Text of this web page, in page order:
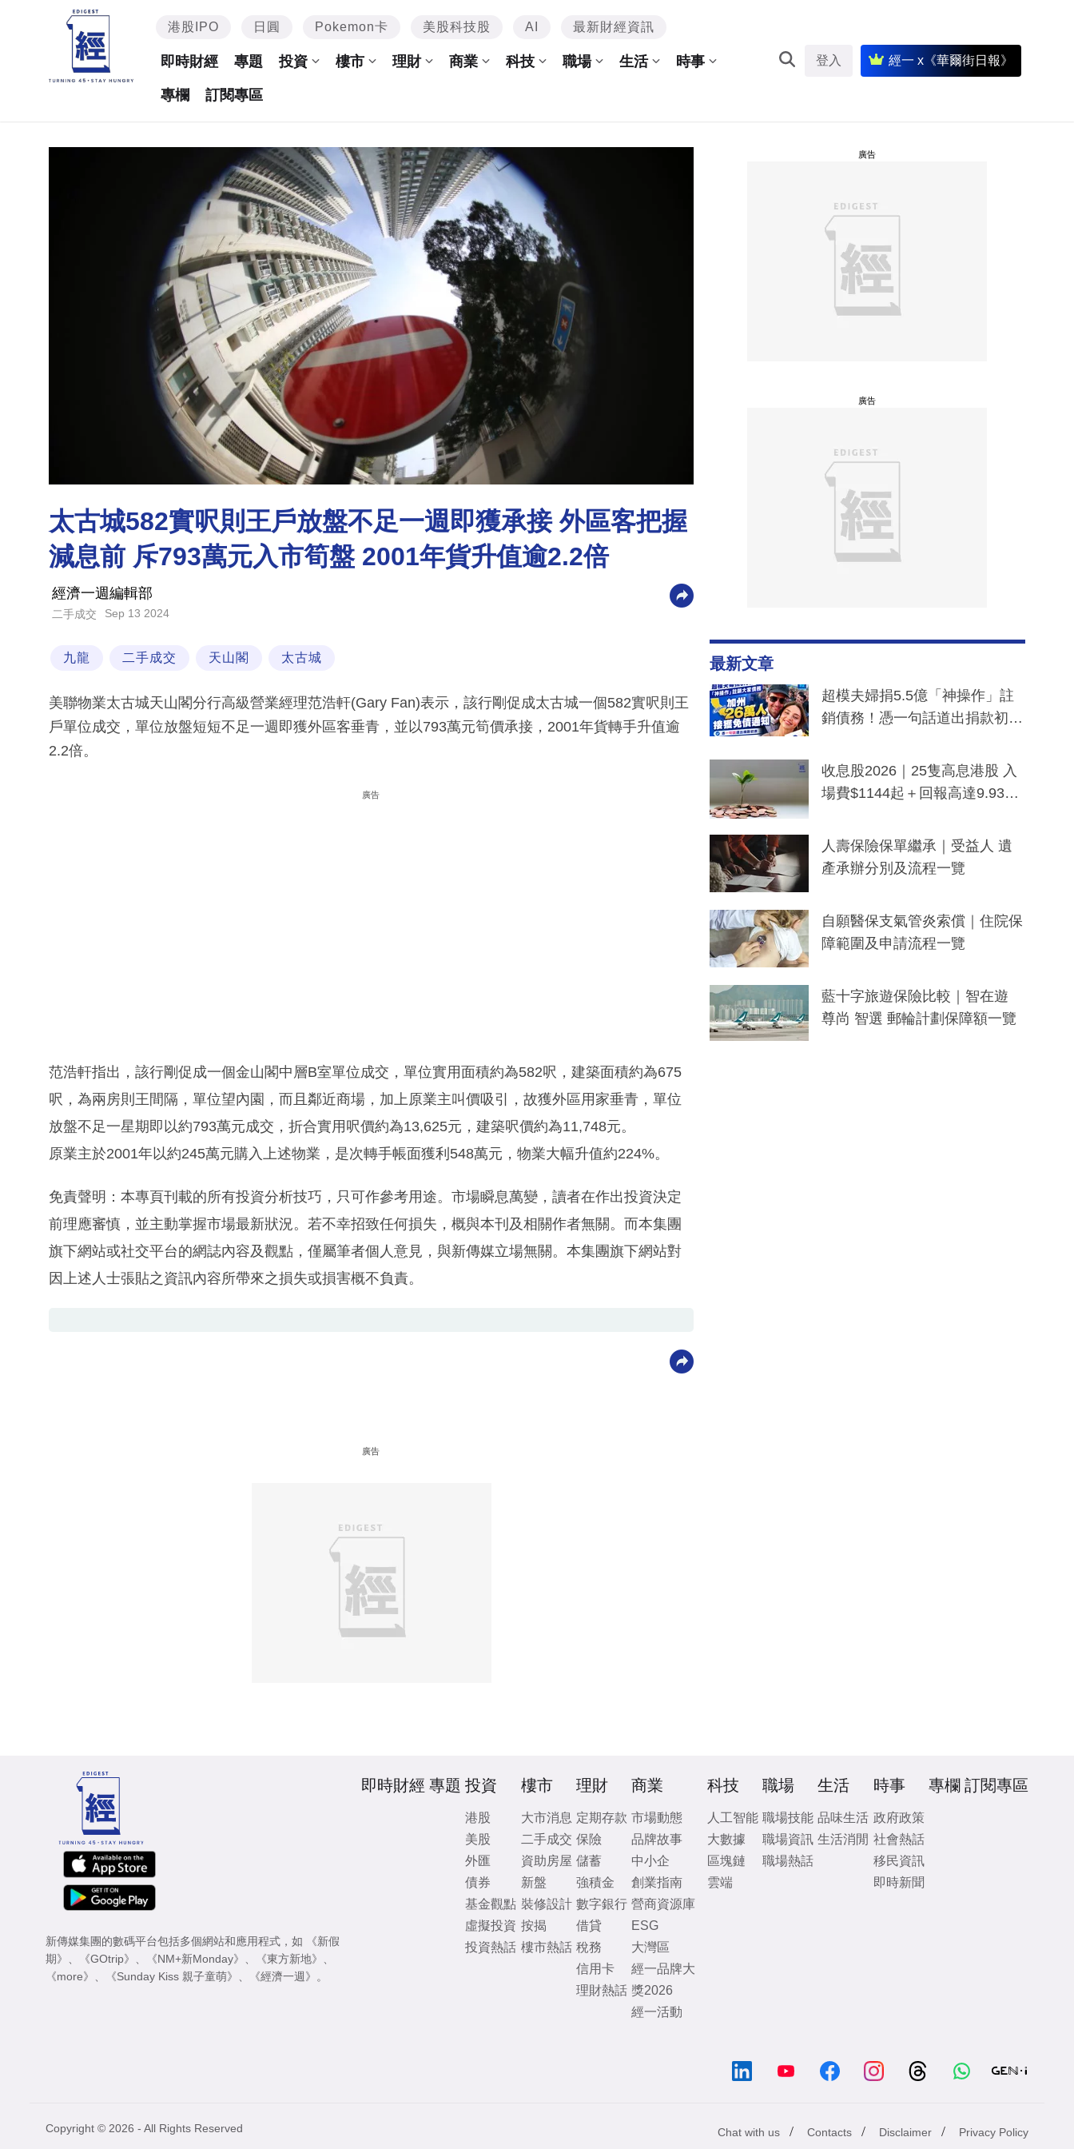
港股IPO 日圓 Pokemon卡 美股科技股 AI 最新財經資訊
即時財經 專題 投資 樓市 理財 商業 科技 職場 生活 時事
專欄 訂閱專區
登入 經一 x《華爾街日報》
太古城582實呎則王戶放盤不足一週即獲承接 外區客把握
減息前 斥793萬元入市筍盤 2001年貨升值逾2.2倍
經濟一週編輯部
二手成交 Sep 13 2024
九龍 二手成交 天山閣 太古城
美聯物業太古城天山閣分行高級營業經理范浩軒(Gary Fan)表示，該行剛促成太古城一個582實呎則王
戶單位成交，單位放盤短短不足一週即獲外區客垂青，並以793萬元筍價承接，2001年貨轉手升值逾
2.2倍。
廣告
范浩軒指出，該行剛促成一個金山閣中層B室單位成交，單位實用面積約為582呎，建築面積約為675
呎，為兩房則王間隔，單位望內園，而且鄰近商場，加上原業主叫價吸引，故獲外區用家垂青，單位
放盤不足一星期即以約793萬元成交，折合實用呎價約為13,625元，建築呎價約為11,748元。
原業主於2001年以約245萬元購入上述物業，是次轉手帳面獲利548萬元，物業大幅升值約224%。
免責聲明：本專頁刊載的所有投資分析技巧，只可作參考用途。市場瞬息萬變，讀者在作出投資決定
前理應審慎，並主動掌握市場最新狀況。若不幸招致任何損失，概與本刊及相關作者無關。而本集團
旗下網站或社交平台的網誌內容及觀點，僅屬筆者個人意見，與新傳媒立場無關。本集團旗下網站對
因上述人士張貼之資訊內容所帶來之損失或損害概不負責。
廣告
廣告
廣告
最新文章
超模夫婦捐5.5億「神操作」註
銷債務！憑一句話道出捐款初
一度被誤當詐騙手段
收息股2026｜25隻高息港股 入
場費$1144起＋回報高達9.93
人壽保險保單繼承｜受益人 遺
產承辦分別及流程一覽
自願醫保支氣管炎索償｜住院保
障範圍及申請流程一覽
藍十字旅遊保險比較｜智在遊
尊尚 智選 郵輪計劃保障額一覽
新傳媒集團的數碼平台包括多個網站和應用程式，如
《新假
期》 、 《GOtrip》 、 《NM+新Monday》 、 《東方新地》 、
《more》 、 《Sunday Kiss 親子童萌》 、 《經濟一週》 。
即時財經 專題 投資
港股
美股
外匯
債券
基金觀點
虛擬投資
投資熱話
樓市
大市消息
二手成交
資助房屋
新盤
裝修設計
按揭
樓市熱話
理財
定期存款
保險
儲蓄
強積金
數字銀行
借貸
稅務
信用卡
理財熱話
商業
市場動態
品牌故事
中小企
創業指南
營商資源庫
ESG
大灣區
經一品牌大
獎2026
經一活動
科技
人工智能
大數據
區塊鏈
雲端
職場
職場技能
職場資訊
職場熱話
生活
品味生活
生活消閒
時事
政府政策
社會熱話
移民資訊
即時新聞
專欄 訂閱專區
Chat with us / Contacts / Disclaimer / Privacy Policy
Copyright © 2026 - All Rights Reserved